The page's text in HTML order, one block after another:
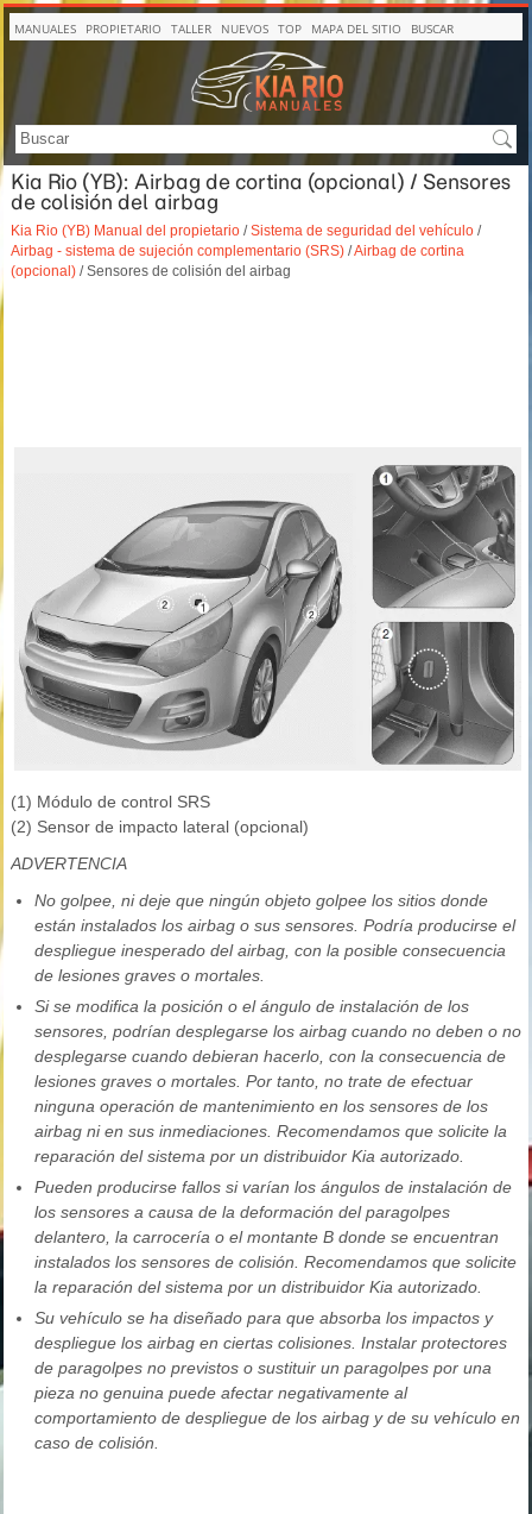
MANUALES PROPIETARIO TALLER NUEVOS TOP MAPA DEL SITIO BUSCAR
Kia Rio (YB): Airbag de cortina (opcional) / Sensores
de colisión del airbag
Kia Rio (YB) Manual del propietario /Sistema de seguridad del vehículo /
Airbag - sistema de sujeción complementario (SRS) /Airbag de cortina
(opcional) / Sensores de colisión del airbag
(1) Módulo de control SRS
(2) Sensor de impacto lateral (opcional)
ADVERTENCIA
No golpee, ni deje que ningún objeto golpee los sitios donde
están instalados los airbag o sus sensores. Podría producirse el
despliegue inesperado del airbag, con la posible consecuencia
de lesiones graves o mortales.
Si se modifica la posición o el ángulo de instalación de los
sensores, podrían desplegarse los airbag cuando no deben o no
desplegarse cuando debieran hacerlo, con la consecuencia de
lesiones graves o mortales. Por tanto, no trate de efectuar
ninguna operación de mantenimiento en los sensores de los
airbag ni en sus inmediaciones. Recomendamos que solicite la
reparación del sistema por un distribuidor Kia autorizado.
Pueden producirse fallos si varían los ángulos de instalación de
los sensores a causa de la deformación del paragolpes
delantero, la carrocería o el montante B donde se encuentran
instalados los sensores de colisión. Recomendamos que solicite
la reparación del sistema por un distribuidor Kia autorizado.
Su vehículo se ha diseñado para que absorba los impactos y
despliegue los airbag en ciertas colisiones. Instalar protectores
de paragolpes no previstos o sustituir un paragolpes por una
pieza no genuina puede afectar negativamente al
comportamiento de despliegue de los airbag y de su vehículo en
caso de colisión.